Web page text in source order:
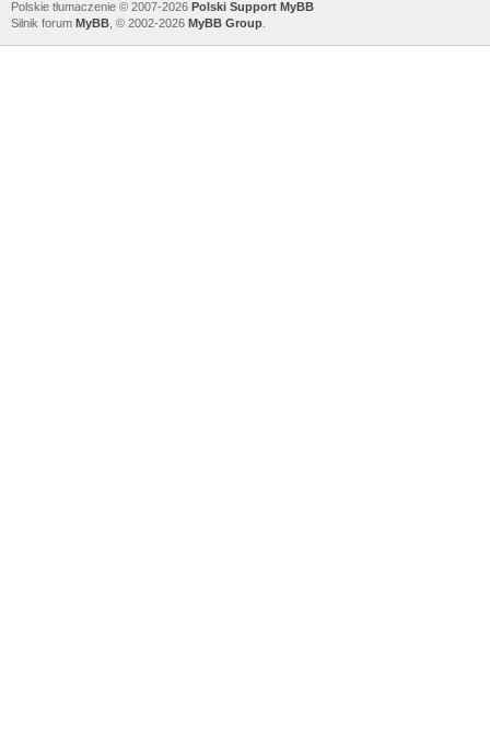
Polskie tłumaczenie © 2007-2026 Polski Support MyBB
Silnik forum MyBB , © 2002-2026 MyBB Group